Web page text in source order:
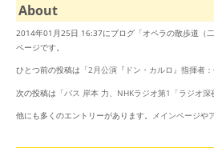
About
2014年01月25日 16:37にブログ「オペラの散歩道（
ページです。
ひとつ前の投稿は「2月公演『ドン・カルロ』指揮者
次の投稿は「バス 岸本 力、NHKラジオ第1「ラジオ深
他にも多くのエントリーがあります。 メインページや